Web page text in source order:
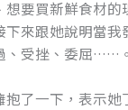
想要買新鮮食材的
下來跟她說明當我
、受挫、委屈……。
抱了一下，表示她